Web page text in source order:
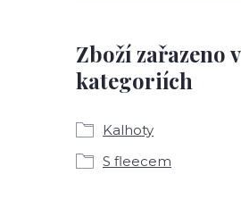
Zboží zařazeno v
kategoriích
Kalhoty
S fleecem